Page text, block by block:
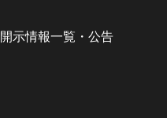
開示情報一覧・公告